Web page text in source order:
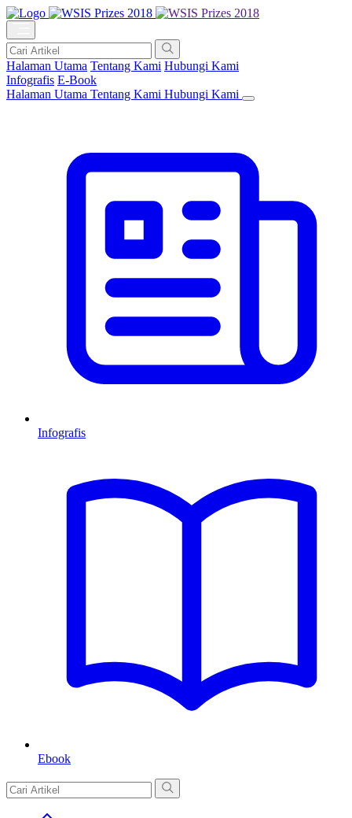
Halaman Utama Tentang Kami Hubungi Kami
Infografis E-Book
Halaman Utama Tentang Kami Hubungi Kami
Infografis
Ebook